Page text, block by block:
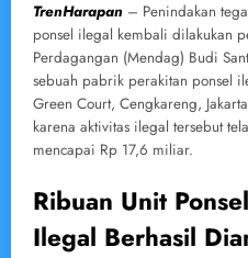
TrenHarapan – Penindakan
ponsel ilegal kembali dilakukan
Perdagangan (Mendag) Budi
sebuah pabrik perakitan ponsel
Green Court, Cengkareng,
karena aktivitas ilegal tersebut
mencapai Rp 17,6 miliar.
Ribuan Unit
Ilegal Berhasil